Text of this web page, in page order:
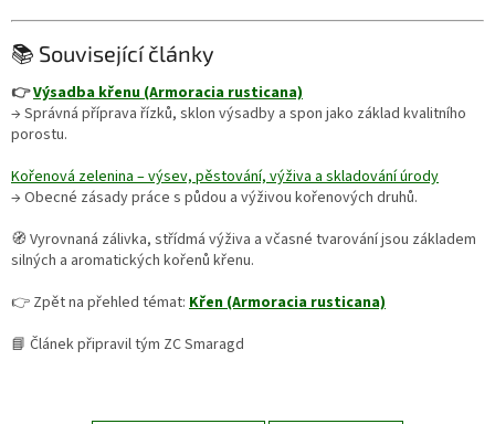
📚 Související články
👉Výsadba křenu (Armoracia rusticana)
→ Správná příprava řízků, sklon výsadby a spon jako základ kvalitního
porostu.
Kořenová zelenina – výsev, pěstování, výživa a skladování úrody
→ Obecné zásady práce s půdou a výživou kořenových druhů.
🧭 Vyrovnaná zálivka, střídmá výživa a včasné tvarování jsou základem
silných a aromatických kořenů křenu.
👉 Zpět na přehled témat: Křen (Armoracia rusticana)
📘 Článek připravil tým ZC Smaragd